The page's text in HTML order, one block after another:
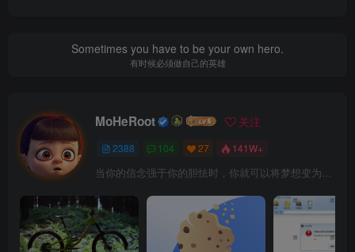
OpenAI兼容接口使用。
python app.py
对接本地AI Agent与客户端
Cherry Studio：添加自定义提供商，Base URL填
Sometimes you have to be your own hero.
有时候必须做自己的英雄
MoHeRoot 关注
2388 104 27 141W+
当你的信念强于你的胆怯时，你就可以将梦想变为现实了